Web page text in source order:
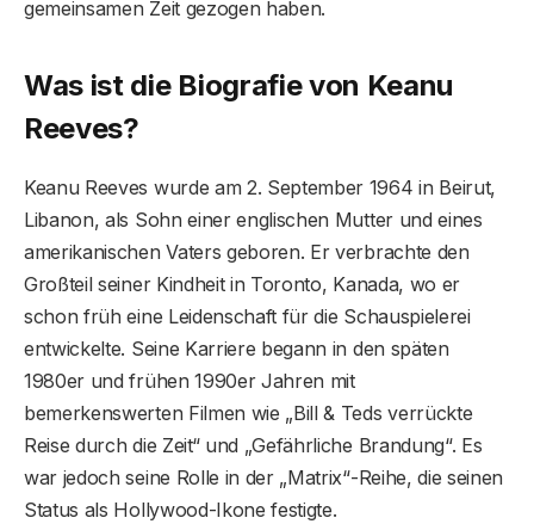
gemeinsamen Zeit gezogen haben.
Was ist die Biografie von Keanu
Reeves?
Keanu Reeves wurde am 2. September 1964 in Beirut,
Libanon, als Sohn einer englischen Mutter und eines
amerikanischen Vaters geboren. Er verbrachte den
Großteil seiner Kindheit in Toronto, Kanada, wo er
schon früh eine Leidenschaft für die Schauspielerei
entwickelte. Seine Karriere begann in den späten
1980er und frühen 1990er Jahren mit
bemerkenswerten Filmen wie „Bill & Teds verrückte
Reise durch die Zeit“ und „Gefährliche Brandung“. Es
war jedoch seine Rolle in der „Matrix“-Reihe, die seinen
Status als Hollywood-Ikone festigte.